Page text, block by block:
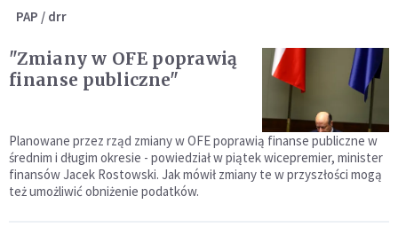
PAP / drr
"Zmiany w OFE poprawią
finanse publiczne"
Planowane przez rząd zmiany w OFE poprawią finanse publiczne w
średnim i długim okresie - powiedział w piątek wicepremier, minister
finansów Jacek Rostowski. Jak mówił zmiany te w przyszłości mogą
też umożliwić obniżenie podatków.